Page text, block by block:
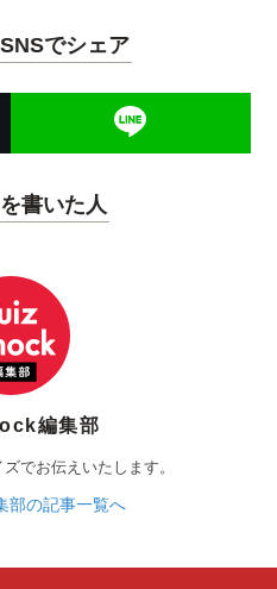
でシェア
書いた人
編集部
でお伝えいたします。
部の記事一覧へ